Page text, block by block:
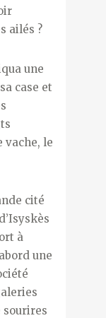
ailés ?
une
case et
vache, le
cité
à
une
sourires